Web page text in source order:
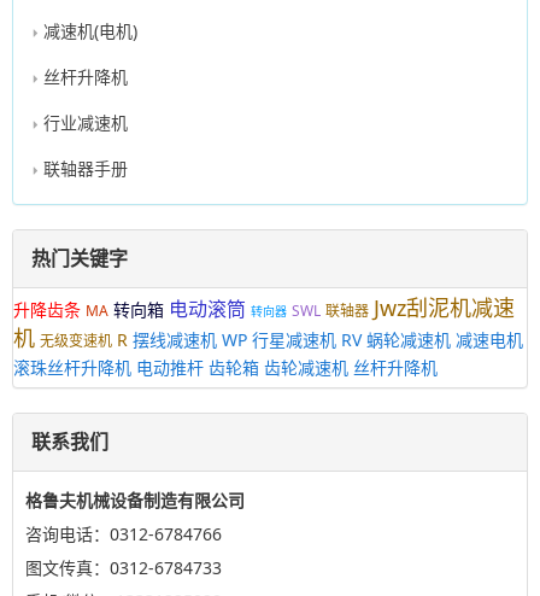
减速机(电机)
丝杆升降机
行业减速机
联轴器手册
热门关键字
升降齿条 MA 转向箱 电动滚筒 转向器 SWL 联轴器 Jwz刮泥机减速
机 无级变速机 R 摆线减速机 WP 行星减速机 RV 蜗轮减速机 减速电机
滚珠丝杆升降机 电动推杆 齿轮箱 齿轮减速机 丝杆升降机
联系我们
格鲁夫机械设备制造有限公司
咨询电话：0312-6784766
图文传真：0312-6784733